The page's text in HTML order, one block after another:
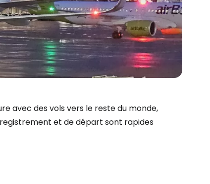
avec des vols vers le reste du monde,
et de départ sont rapides